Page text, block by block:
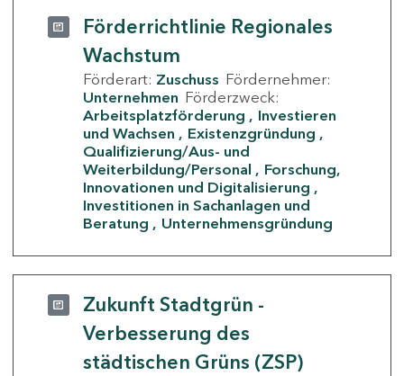
Förderrichtlinie Regionales
Wachstum
Förderart: Zuschuss Fördernehmer:
Unternehmen Förderzweck:
Arbeitsplatzförderung
Investieren
und Wachsen
Existenzgründung
Qualifizierung/Aus- und
Weiterbildung/Personal
Forschung,
Innovationen und Digitalisierung
Investitionen in Sachanlagen und
Beratung
Unternehmensgründung
Zukunft Stadtgrün -
Verbesserung des
städtischen Grüns (ZSP)